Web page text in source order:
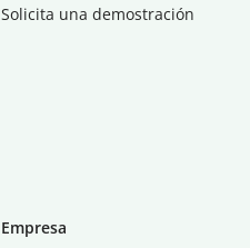
Solicita una demostración
Empresa